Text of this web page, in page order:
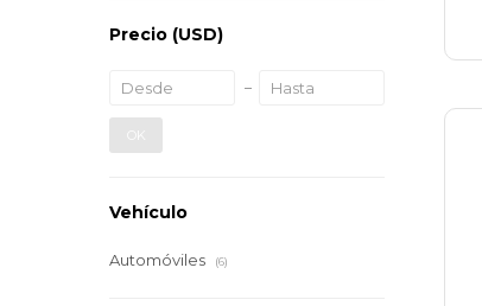
Precio (USD)
OK
Vehículo
Automóviles (6)